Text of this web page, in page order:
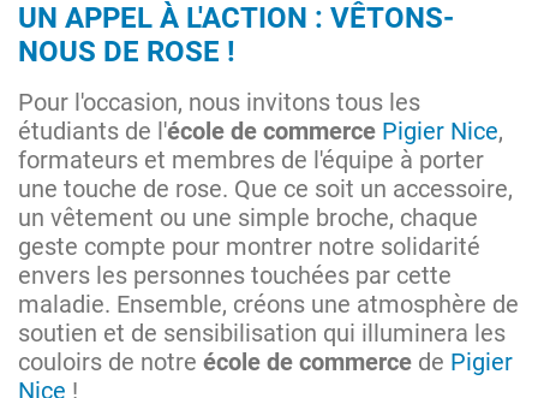
UN APPEL À L'ACTION : VÊTONS-
NOUS DE ROSE !
Pour l'occasion, nous invitons tous les
étudiants de l'école de commerce Pigier Nice,
formateurs et membres de l'équipe à porter
une touche de rose. Que ce soit un accessoire,
un vêtement ou une simple broche, chaque
geste compte pour montrer notre solidarité
envers les personnes touchées par cette
maladie. Ensemble, créons une atmosphère de
soutien et de sensibilisation qui illuminera les
couloirs de notre école de commerce de Pigier
Nice !